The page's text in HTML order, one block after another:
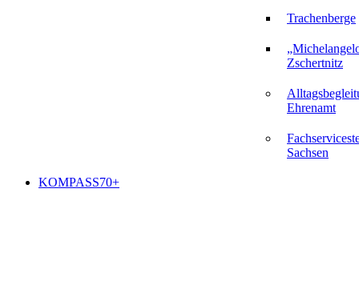
KOMPASS70+
Trachenberge
Zschertnitz
Ehrenamt
Sachsen